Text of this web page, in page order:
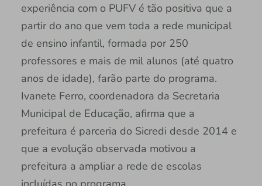
experiência com o PUFV é tão positiva que a
partir do ano que vem toda a rede municipal
de ensino infantil, formada por 250
professores e mais de mil alunos (até quatro
anos de idade), farão parte do programa.
Ivanete Ferro, coordenadora da Secretaria
Municipal de Educação, afirma que a
prefeitura é parceria do Sicredi desde 2014 e
que a evolução observada motivou a
prefeitura a ampliar a rede de escolas